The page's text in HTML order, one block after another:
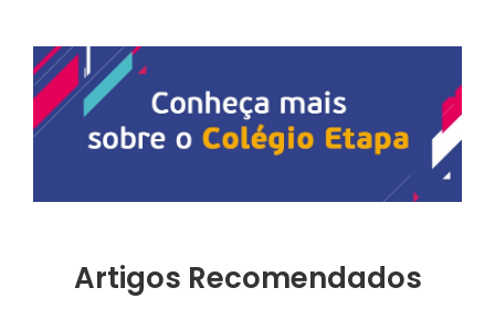
Artigos Recomendados